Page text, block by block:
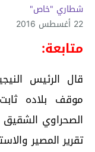
شطاري "خاص"
22 أغسطس 2016
متابعة:
قال الرئيس
موقف بلاده
الصحراوي
تقرير المصير